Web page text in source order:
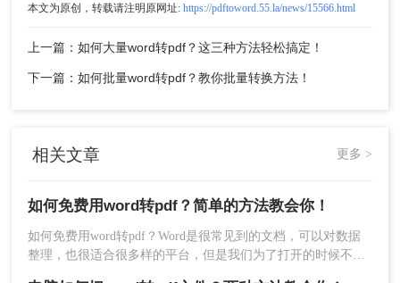
3、Word文档上传后可自定义设置转换条件，然后点击开始转
换。
本文为原创，转载请注明原网址: https://pdftoword.55.la/news/15566.html
上一篇：如何大量word转pdf？这三种方法轻松搞定！
下一篇：如何批量word转pdf？教你批量转换方法！
相关文章 更多 >
如何免费用word转pdf？简单的方法教会你！
如何免费用word转pdf？Word是很常见到的文档，可以对数据
整理，也很适合很多样的平台，但是我们为了打开的时候不会